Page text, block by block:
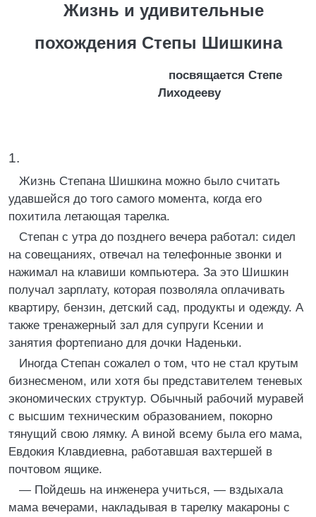
Жизнь и удивительные
похождения Степы Шишкина
посвящается Степе
Лиходееву
1.
Жизнь Степана Шишкина можно было считать
удавшейся до того самого момента, когда его
похитила летающая тарелка.
Степан с утра до позднего вечера работал: сидел
на совещаниях, отвечал на телефонные звонки и
нажимал на клавиши компьютера. За это Шишкин
получал зарплату, которая позволяла оплачивать
квартиру, бензин, детский сад, продукты и одежду. А
также тренажерный зал для супруги Ксении и
занятия фортепиано для дочки Наденьки.
Иногда Степан сожалел о том, что не стал крутым
бизнесменом, или хотя бы представителем теневых
экономических структур. Обычный рабочий муравей
с высшим техническим образованием, покорно
тянущий свою лямку. А виной всему была его мама,
Евдокия Клавдиевна, работавшая вахтершей в
почтовом ящике.
— Пойдешь на инженера учиться, — вздыхала
мама вечерами, накладывая в тарелку макароны с